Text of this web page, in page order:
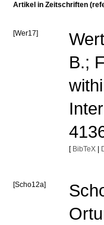
Artikel in Zeitschriften
[Wer17]
B.;
[ BibTeX|
[Scho12a]